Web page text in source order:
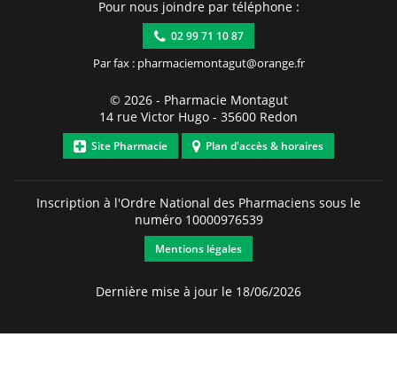
Pour nous joindre par téléphone :
02 99 71 10 87
Par fax : pharmaciemontagut@orange.fr
© 2026 - Pharmacie Montagut
14 rue Victor Hugo - 35600 Redon
Site Pharmacie Plan d'accès & horaires
Inscription à l'Ordre National des Pharmaciens sous le
numéro 10000976539
Mentions légales
Dernière mise à jour le 18/06/2026